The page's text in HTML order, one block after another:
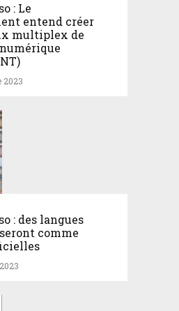
: Le
entend créer
multiplex de
2023
: des langues
comme